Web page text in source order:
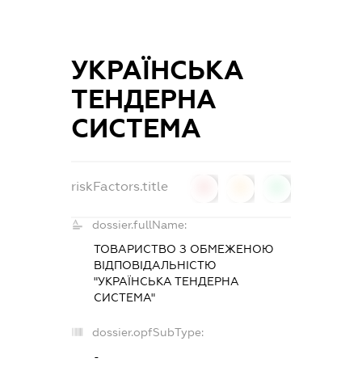
УКРАЇНСЬКА
ТЕНДЕРНА
СИСТЕМА
riskFactors.title
dossier.fullName:
ТОВАРИСТВО З ОБМЕЖЕНОЮ
ВІДПОВІДАЛЬНІСТЮ
"УКРАЇНСЬКА ТЕНДЕРНА
СИСТЕМА"
dossier.opfSubType:
-